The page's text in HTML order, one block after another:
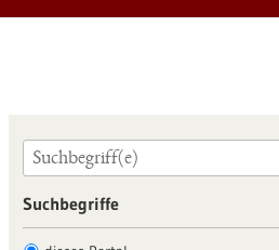
Suchbegriffe